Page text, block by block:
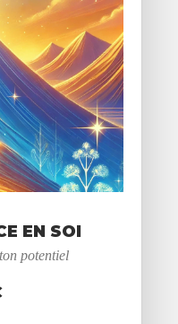
EN SOI
potentiel